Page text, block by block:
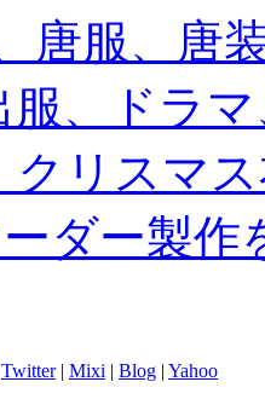
Twitter| Mixi | Blog | Yahoo